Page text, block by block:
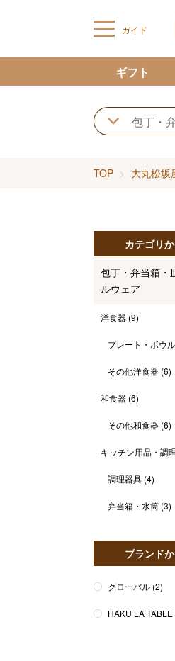
ガイド
ギフト
TOP 大丸松坂
カテゴリ
包丁・弁当箱・
ルウェア
洋食器 (9)
プレート・ボウル
その他洋食器 (6)
和食器 (6)
その他和食器 (6)
キッチン用品・調
調理器具 (4)
弁当箱・水筒 (3)
ブランド
グローバル (2)
HAKU LA TABLE